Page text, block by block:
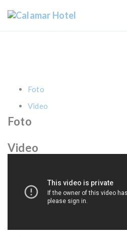
Foto
Video
Foto
Video